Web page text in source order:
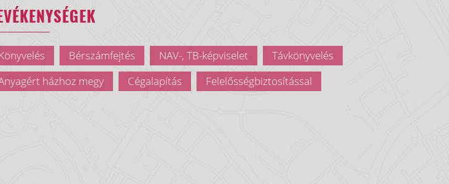
Bérszámfejtés NAV-, TB-képviselet
Távkönyvelés
házhoz megy
Cégalapítás Felelősségbiztosítással